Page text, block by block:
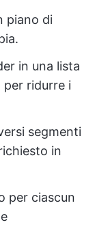
piano di
in una lista
ridurre i
segmenti
in
per ciascun